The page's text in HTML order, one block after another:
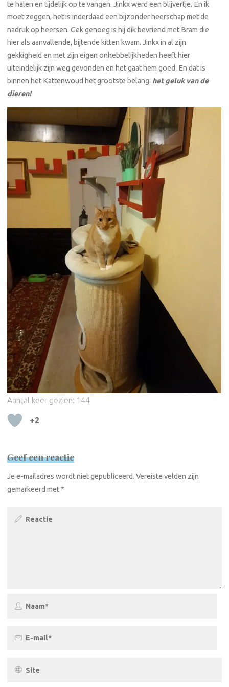
te halen en tijdelijk op te vangen. Jinkx werd een blijvertje. En ik
moet zeggen, het is inderdaad een bijzonder heerschap met de
nadruk op heersen. Gek genoeg is hij dik bevriend met Bram die
hier als aanvallende, bijtende kitten kwam. Jinkx in al zijn
gekkigheid en met zijn eigen onhebbelijkheden heeft hier
uiteindelijk zijn weg gevonden en het gaat hem goed. En dat is
binnen het Kattenwoud het grootste belang: het geluk van de
dieren!
Aantal keer gezien: 144
+2
Geef een reactie
Je e-mailadres wordt niet gepubliceerd. Vereiste velden zijn
gemarkeerd met*